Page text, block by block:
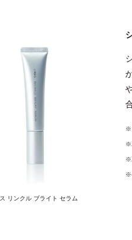
リンクル ブライト セラム